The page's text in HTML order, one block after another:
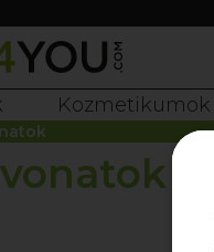
Kozmetikumok